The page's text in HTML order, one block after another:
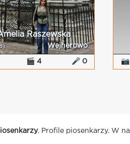
Raszewska
Wejherowo
🎬 4 🎤 0
. Profile piosenkarzy. W